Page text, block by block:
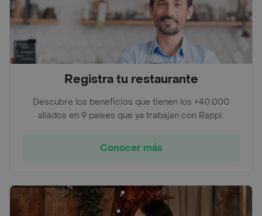
Registra tu restaurante
Descubre los beneficios que tienen los +40.000
aliados en 9 países que ya trabajan con Rappi.
Conocer más